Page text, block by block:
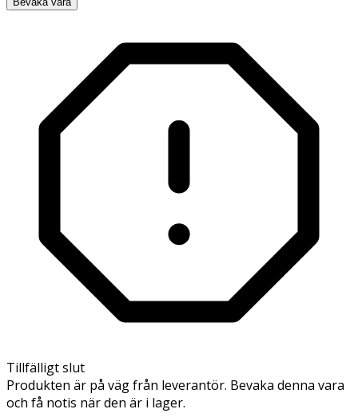
Tillfälligt slut
Produkten är på väg från leverantör. Bevaka denna vara
och få notis när den är i lager.